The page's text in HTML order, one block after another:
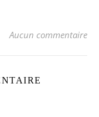
Aucun commentaire